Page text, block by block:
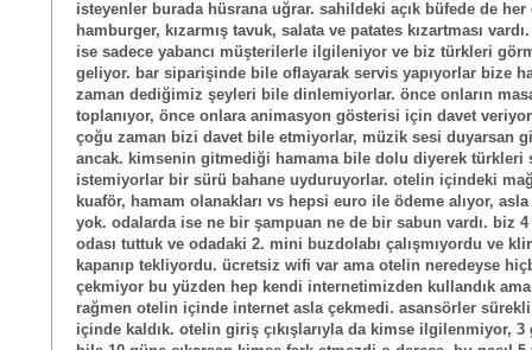
isteyenler burada hüsrana uğrar. sahildeki açık büfede de her
hamburger, kızarmış tavuk, salata ve patates kızartması
ise sadece yabancı müşterilerle ilgileniyor ve biz türkleri
geliyor. bar siparişinde bile oflayarak servis yapıyorlar bize
zaman dediğimiz şeyleri bile dinlemiyorlar. önce onların
toplanıyor, önce onlara animasyon gösterisi için davet
çoğu zaman bizi davet bile etmiyorlar, müzik sesi duyarsan
ancak. kimsenin gitmediği hamama bile dolu diyerek türkleri
istemiyorlar bir sürü bahane uyduruyorlar. otelin içindeki
kuaför, hamam olanakları vs hepsi euro ile ödeme alıyor,
yok. odalarda ise ne bir şampuan ne de bir sabun vardı. biz
odası tuttuk ve odadaki 2. mini buzdolabı çalışmıyordu ve
kapanıp tekliyordu. ücretsiz wifi var ama otelin neredeyse
çekmiyor bu yüzden hep kendi internetimizden kullandık
rağmen otelin içinde internet asla çekmedi. asansörler
içinde kaldık. otelin giriş çıkışlarıyla da kimse ilgilenmiyor,